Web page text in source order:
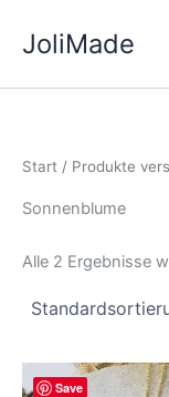
InhaltJoliMade
Start / Produkte
Sonnenblume
Alle 2 Ergebnisse
Save